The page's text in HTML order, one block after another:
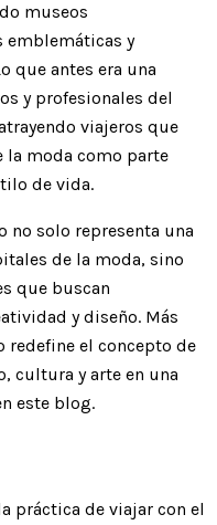
museos
emblemáticas y
que antes era una
y profesionales del
viajeros que
la moda como parte
de vida.
no solo representa una
de la moda, sino
que buscan
y diseño. Más
el concepto de
cultura y arte en una
este blog.
práctica de viajar con el